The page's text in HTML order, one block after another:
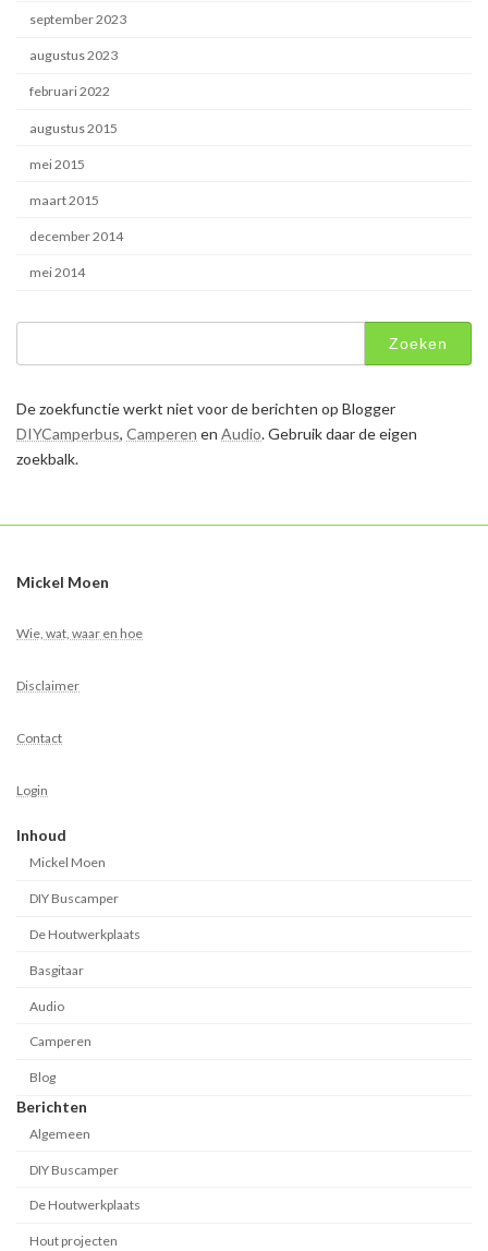
september 2023
augustus 2023
februari 2022
augustus 2015
mei 2015
maart 2015
december 2014
mei 2014
Zoeken
De zoekfunctie werkt niet voor de berichten op Blogger
DIYCamperbus, Camperen en Audio. Gebruik daar de eigen
zoekbalk.
Mickel Moen
Wie, wat, waar en hoe
Disclaimer
Contact
Login
Inhoud
Mickel Moen
DIY Buscamper
De Houtwerkplaats
Basgitaar
Audio
Camperen
Blog
Berichten
Algemeen
DIY Buscamper
De Houtwerkplaats
Hout projecten